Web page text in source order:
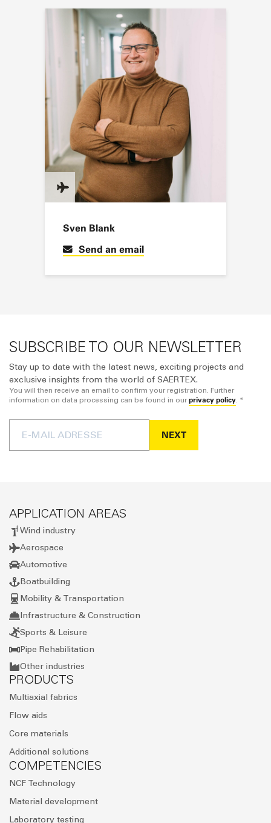
Sven Blank
Send an email
SUBSCRIBE TO OUR NEWSLETTER
Stay up to date with the latest news, exciting projects and
exclusive insights from the world of SAERTEX.
You will then receive an email to confirm your registration. Further
information on data processing can be found in our privacy policy . *
NEXT
APPLICATION AREAS
Wind industry
Aerospace
Automotive
Boatbuilding
Mobility & Transportation
Infrastructure & Construction
Sports & Leisure
Pipe Rehabilitation
Other industries
PRODUCTS
Multiaxial fabrics
Flow aids
Core materials
Additional solutions
COMPETENCIES
NCF Technology
Material development
Laboratory testing